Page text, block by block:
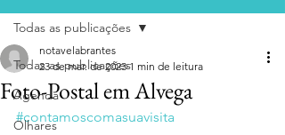
Todas as publicações
Agenda
Olhares
Todas as publicações
Foto-Postal em Alvega
notavelabrantes
23 de mar. de 2023 1 min de leitura
#contamoscomasuavisita